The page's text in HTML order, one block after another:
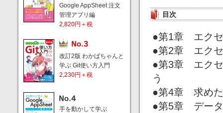
Google AppSheet 注文
管理アプリ編
2,820円＋税
改訂2版 わかばちゃんと
学ぶ Git使い方入門
2,230円＋税
手を動かして学ぶ
目次
●第1章 エク
●第2章 エクセ
●第3章 エクセ
う
●第4章 求めた
●第5章 データ